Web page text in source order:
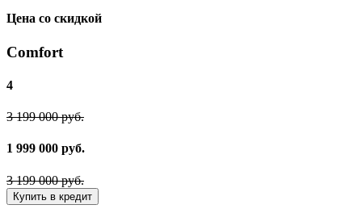
Цена со скидкой
Comfort
4
3 199 000 руб.
1 999 000 руб.
3 199 000 руб.
Купить в кредит